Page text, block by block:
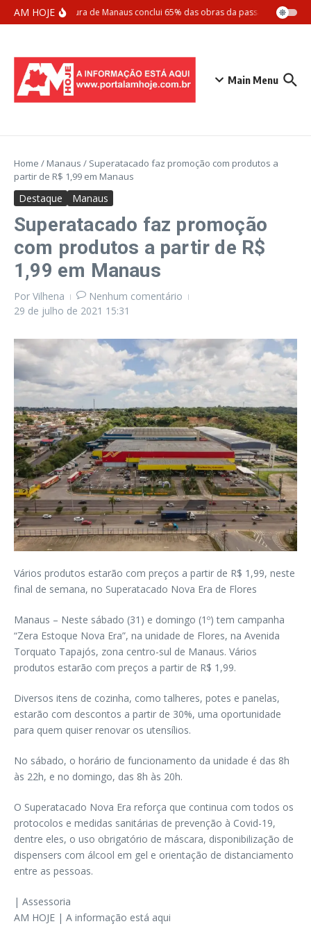
Ir para o conteúdo
AM HOJEPrefeitura de Manaus conclui 65% das obras da passarela Santos
Main Menu
Home / Manaus / Superatacado faz promoção com produtos a
partir de R$ 1,99 em Manaus
Destaque Manaus
Superatacado faz promoção
com produtos a partir de R$
1,99 em Manaus
Por Vilhena
Nenhum comentário
29 de julho de 2021 15:31
Vários produtos estarão com preços a partir de R$ 1,99, neste
final de semana, no Superatacado Nova Era de Flores
Manaus – Neste sábado (31) e domingo (1º) tem campanha
“Zera Estoque Nova Era”, na unidade de Flores, na Avenida
Torquato Tapajós, zona centro-sul de Manaus. Vários
produtos estarão com preços a partir de R$ 1,99.
Diversos itens de cozinha, como talheres, potes e panelas,
estarão com descontos a partir de 30%, uma oportunidade
para quem quiser renovar os utensílios.
No sábado, o horário de funcionamento da unidade é das 8h
às 22h, e no domingo, das 8h às 20h.
O Superatacado Nova Era reforça que continua com todos os
protocolos e medidas sanitárias de prevenção à Covid-19,
dentre eles, o uso obrigatório de máscara, disponibilização de
dispensers com álcool em gel e orientação de distanciamento
entre as pessoas.
| Assessoria
AM HOJE | A informação está aqui